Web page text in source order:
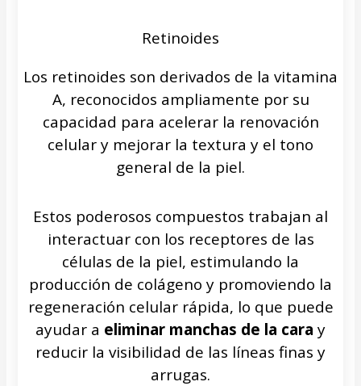
Retinoides
Los retinoides son derivados de la vitamina
A, reconocidos ampliamente por su
capacidad para acelerar la renovación
celular y mejorar la textura y el tono
general de la piel.
Estos poderosos compuestos trabajan al
interactuar con los receptores de las
células de la piel, estimulando la
producción de colágeno y promoviendo la
regeneración celular rápida, lo que puede
ayudar a eliminar manchas de la cara y
reducir la visibilidad de las líneas finas y
arrugas.